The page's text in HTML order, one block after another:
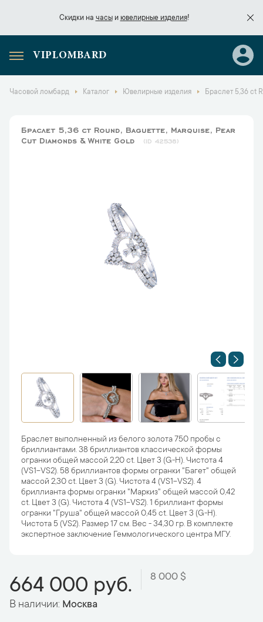
Скидки на часыи ювелирные изделия!
Скидки начасы
VIPLOMBARD
Часовой ломбард Каталог Ювелирные изделия Браслет 5,36 ct
Браслет 5,36 ct Round, Baguette, Marquise, Pear
Cut Diamonds & White Gold
42538
Браслет выполненный из белого золота 750 пробы с
бриллиантами. 38 бриллиантов классической формы
огранки общей массой 2,20 ct. Цвет 3 (G-H). Чистота 4
(VS1-VS2). 58 бриллиантов формы огранки "Багет" общей
массой 2,30 ct. Цвет 3 (G). Чистота 4 (VS1-VS2). 4
бриллианта формы огранки "Маркиз" общей массой 0,42
ct. Цвет 3 (G). Чистота 4 (VS1-VS2). 1 бриллиант формы
огранки "Груша" общей массой 0,45 ct. Цвет 3 (G-H).
Чистота 5 (VS2). Размер 17 см. Вес - 34,30 гр. В комплекте
экспертное заключение Геммологического центра МГУ.
664 000 руб. 8 000 $
В наличии: Москва